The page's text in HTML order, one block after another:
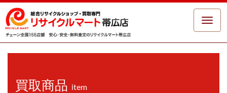
Toggle
買取商品 item